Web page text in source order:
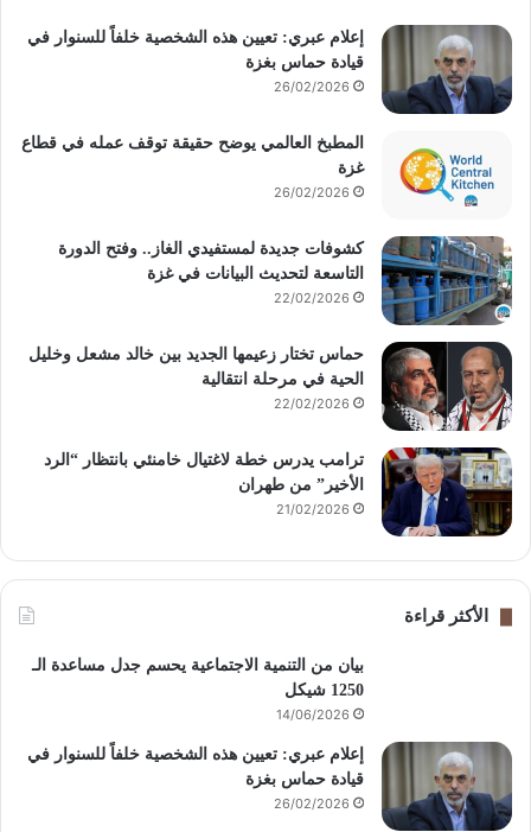
إعلام عبري: تعيين هذه الشخصية خلفاً للسنوار في
قيادة حماس بغزة
26/02/2026
المطبخ العالمي يوضح حقيقة توقف عمله في قطاع
غزة
26/02/2026
كشوفات جديدة لمستفيدي الغاز.. وفتح الدورة
التاسعة لتحديث البيانات في غزة
22/02/2026
حماس تختار زعيمها الجديد بين خالد مشعل وخليل
الحية في مرحلة انتقالية
22/02/2026
ترامب يدرس خطة لاغتيال خامنئي بانتظار “الرد
الأخير” من طهران
21/02/2026
الأكثر قراءة
بيان من التنمية الاجتماعية يحسم جدل مساعدة الـ
1250 شيكل
14/06/2026
إعلام عبري: تعيين هذه الشخصية خلفاً للسنوار في
قيادة حماس بغزة
26/02/2026